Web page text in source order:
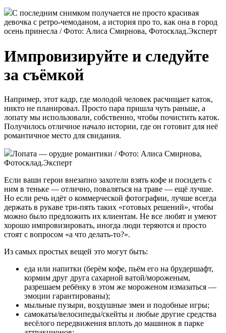
С последним снимком получается не просто красивая
девочка с ретро-чемоданом, а история про то, как она в город
осень принесла / Фото: Алиса Смирнова, Фотосклад.Эксперт
Импровизируйте и следуйте
за съёмкой
Например, этот кадр, где молодой человек расчищает каток,
никто не планировал. Просто пара пришла чуть раньше, а
лопату мы использовали, собственно, чтобы почистить каток.
Получилось отличное начало истории, где он готовит для неё
романтичное место для свидания.
Лопата — орудие романтики / Фото: Алиса Смирнова,
Фотосклад.Эксперт
Если ваши герои внезапно захотели взять кофе и посидеть с
ним в теньке — отлично, поваляться на траве — ещё лучше.
Но если речь идёт о коммерческой фотографии, лучше всегда
держать в рукаве три-пять таких «готовых решений», чтобы
можно было предложить их клиентам. Не все любят и умеют
хорошо импровизировать, иногда люди теряются и просто
стоят с вопросом «а что делать-то?».
Из самых простых вещей это могут быть:
еда или напитки (берём кофе, пьём его на брудершафт,
кормим друг друга сахарной ватой/мороженым,
разрешаем ребёнку в этом же мороженом измазаться —
эмоции гарантированы);
мыльные пузыри, воздушные змеи и подобные игры;
самокаты/велосипеды/скейты и любые другие средства
весёлого передвижения вплоть до машинок в парке